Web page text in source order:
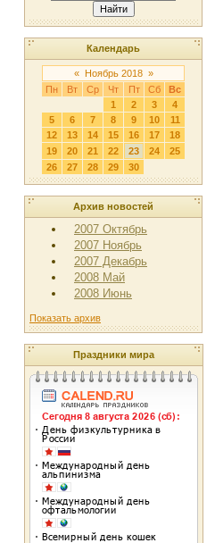
Календарь
« Ноябрь 2018 »
Пн
Вт Ср Чт Пт Сб
Вс
1
2 3
4
5
6 7 8 9 10
11
12
13 14 15 16 17
18
19
20 21 22 23 24
25
26
27 28 29 30
Архив новостей
2007 Октябрь
2007 Ноябрь
2007 Декабрь
2008 Май
2008 Июнь
Показать архив
Праздники мира